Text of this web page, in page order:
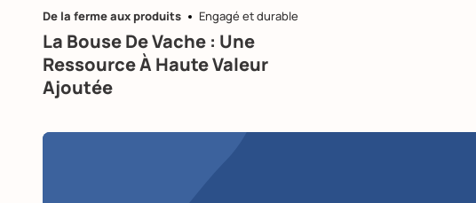
De la ferme aux produits Engagé et durable
La Bouse De Vache : Une
Ressource À Haute Valeur
Ajoutée